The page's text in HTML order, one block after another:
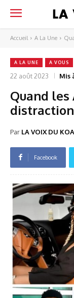
Accueil A La Une
A LA UNE A VOUS
22 août 2023 Mis
Quand
Par LA VOIX DU
Facebook